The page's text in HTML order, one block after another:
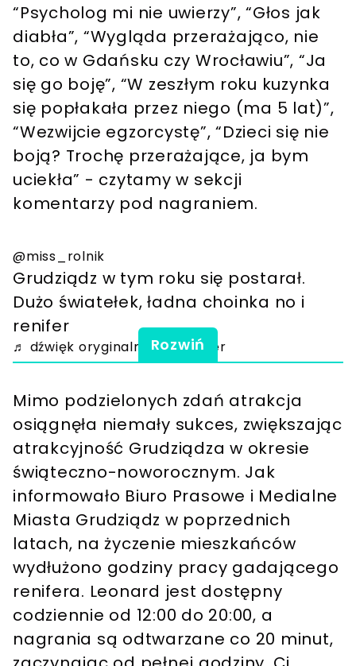
“Psycholog mi nie uwierzy”, “Głos jak
diabła”, “Wygląda przerażająco, nie
to, co w Gdańsku czy Wrocławiu”, “Ja
się go boję”, “W zeszłym roku kuzynka
się popłakała przez niego (ma 5 lat)”,
“Wezwijcie egzorcystę”, “Dzieci się nie
boją? Trochę przerażające, ja bym
uciekła” - czytamy w sekcji
komentarzy pod nagraniem.
@miss_rolnik
Grudziądz w tym roku się postarał.
Dużo światełek, ładna choinka no i
renifer
♬ dźwięk oryginalny - Demeter
Rozwiń
Mimo podzielonych zdań atrakcja
osiągnęła niemały sukces, zwiększając
atrakcyjność Grudziądza w okresie
świąteczno-noworocznym. Jak
informowało Biuro Prasowe i Medialne
Miasta Grudziądz w poprzednich
latach, na życzenie mieszkańców
wydłużono godziny pracy gadającego
renifera. Leonard jest dostępny
codziennie od 12:00 do 20:00, a
nagrania są odtwarzane co 20 minut,